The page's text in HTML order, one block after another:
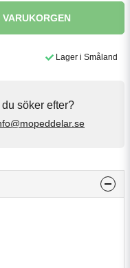
Lager i Småland
söker efter?